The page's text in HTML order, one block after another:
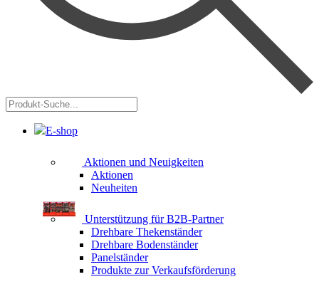
Produkt-
Suche...
E-shop
Aktionen und Neuigkeiten
Aktionen
Neuheiten
Unterstützung für B2B-Partner
Drehbare Thekenständer
Drehbare Bodenständer
Panelständer
Produkte zur Verkaufsförderung